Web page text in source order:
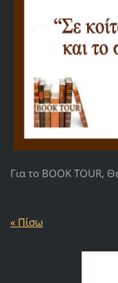
Για το ΒΟΟΚ TOUR,
« Πίσω